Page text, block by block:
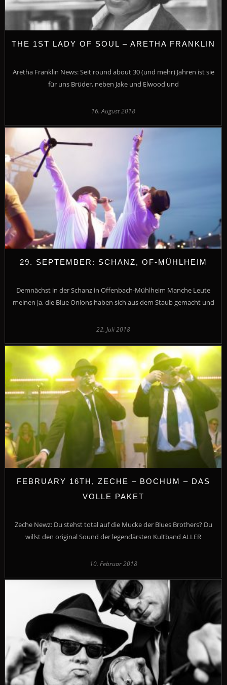
THE 1ST LADY OF SOUL – ARETHA FRANKLIN
Aretha Franklin News: Seit round about 30 (und mehr) Jahren ist sie
für uns Brüder, neben Jake und Elwood und
16. August 2018
29. SEPTEMBER: SCHANZ, OF-MÜHLHEIM
Demnächst in der Schanz in Offenbach-Mühlheim Manche Leute
meinen ja, die Blue Onions haben sich aus dem Staub gemacht und
22. Juli 2018
FEBRUARY 16TH, ZECHE – BOCHUM – DAS
VOLLE PAKET
Zeche Newz: Du stehst total auf die Mucke der Blues Brothers? Du
willst den original Sound der legendärsten Kultband ALLER
10. Februar 2018